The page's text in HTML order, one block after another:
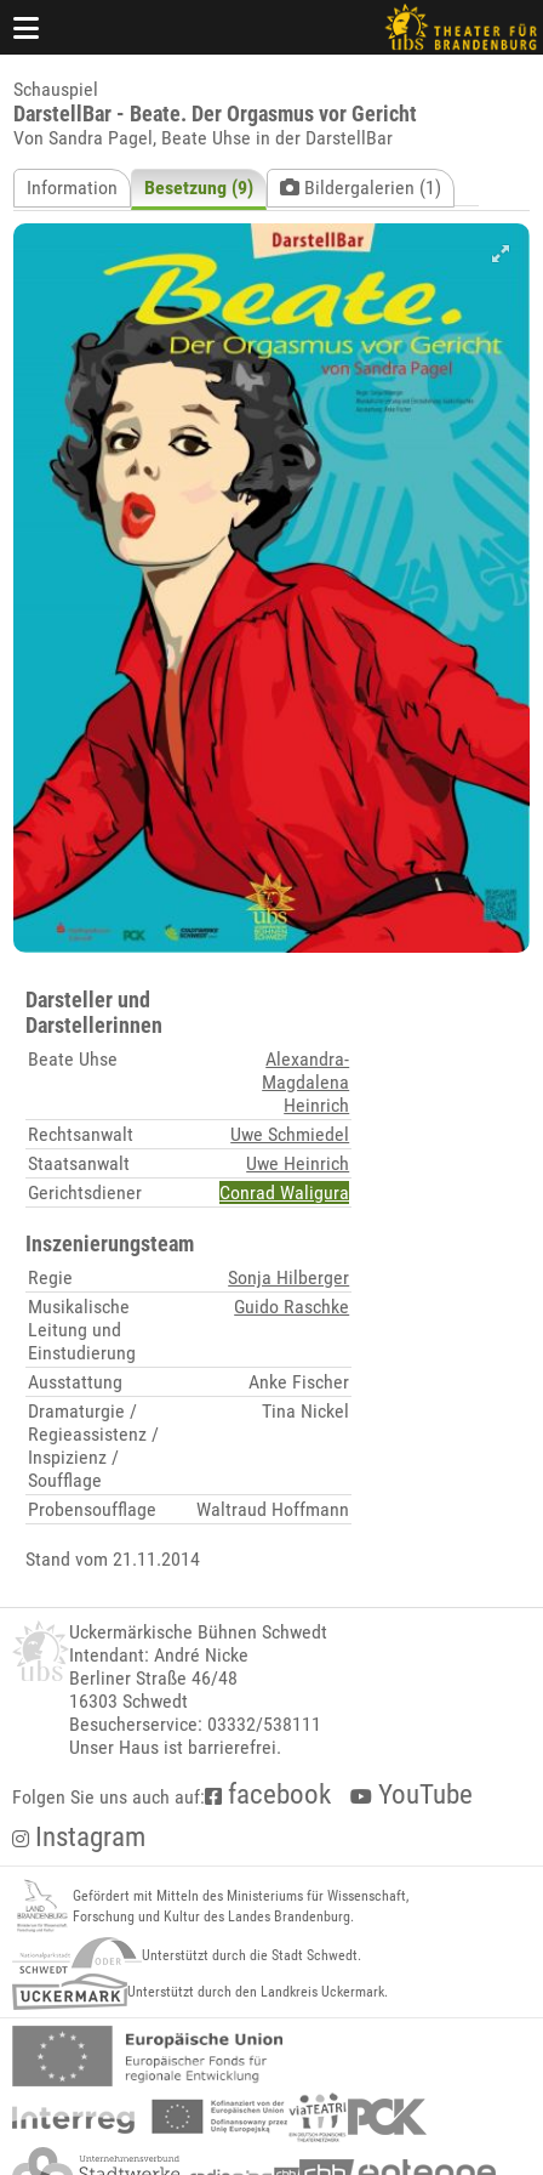
Schauspiel
DarstellBar - Beate. Der Orgasmus vor Gericht
Von Sandra Pagel, Beate Uhse in der DarstellBar
Information Besetzung (9) Bildergalerien (1)
Darsteller und
Darstellerinnen
Beate Uhse
Alexandra-
Magdalena
Heinrich
Rechtsanwalt
Uwe Schmiedel
Staatsanwalt
Uwe Heinrich
Gerichtsdiener
Conrad Waligura
Inszenierungsteam
Regie
Sonja Hilberger
Musikalische
Leitung und
Einstudierung
Guido Raschke
Ausstattung
Anke Fischer
Dramaturgie /
Regieassistenz /
Inspizienz /
Soufflage
Tina Nickel
Probensoufflage Waltraud Hoffmann
Stand vom 21.11.2014
Uckermärkische Bühnen Schwedt
Intendant: André Nicke
Berliner Straße 46/48
16303 Schwedt
Besucherservice: 03332/538111
Unser Haus ist barrierefrei.
Folgen Sie uns auch auf: facebook
YouTube
Instagram
Gefördert mit Mitteln des Ministeriums für Wissenschaft,
Forschung und Kultur des Landes Brandenburg.
Unterstützt durch die Stadt Schwedt.
Unterstützt durch den Landkreis Uckermark.